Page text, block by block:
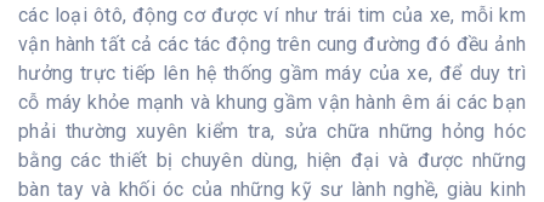
các loại ôtô, động cơ được ví như trái tim của xe, mỗi km
vận hành tất cả các tác động trên cung đường đó đều ảnh
hưởng trực tiếp lên hệ thống gầm máy của xe, để duy trì
cỗ máy khỏe mạnh và khung gầm vận hành êm ái các bạn
phải thường xuyên kiểm tra, sửa chữa những hỏng hóc
bằng các thiết bị chuyên dùng, hiện đại và được những
bàn tay và khối óc của những kỹ sư lành nghề, giàu kinh